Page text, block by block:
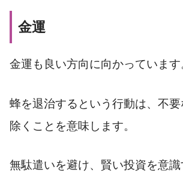
金運
金運も良い方向に向かっています
蜂を退治するという行動は、不要
除くことを意味します。
無駄遣いを避け、賢い投資を意識